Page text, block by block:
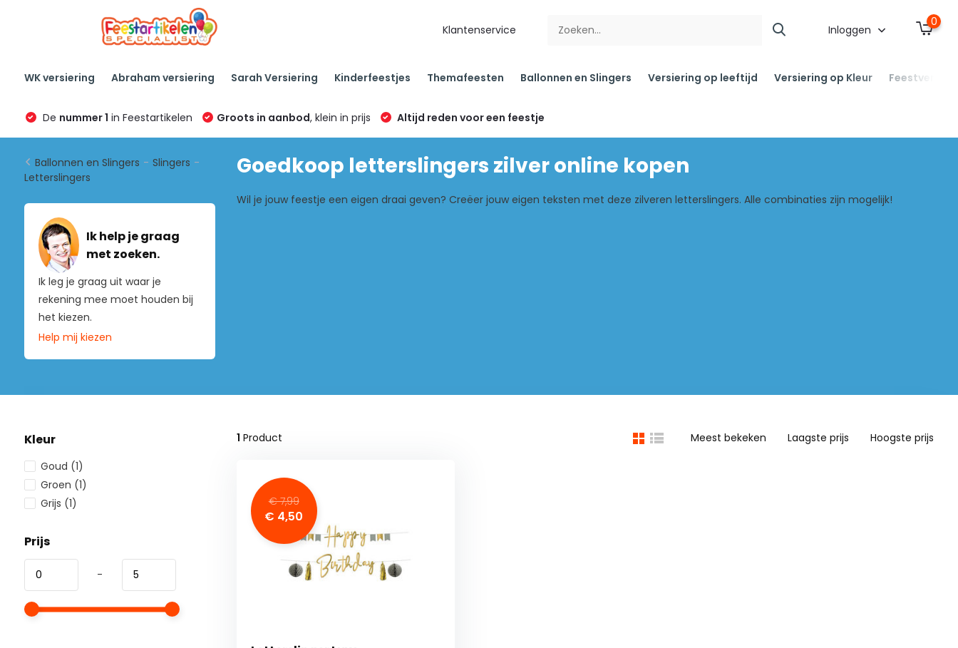
Klantenservice Inloggen
0
WK versiering Abraham versiering Sarah Versiering Kinderfeestjes Themafeesten Ballonnen en Slingers Versiering op leeftijd Versiering op Kleur
De nummer 1 in Feestartikelen Groots in aanbod, klein in prijs Altijd reden voor een feestje
Ballonnen en Slingers - Slingers -
Letterslingers
Ik help je graag
met zoeken.
Ik leg je graag uit waar je
rekening mee moet houden bij
het kiezen.
Help mij kiezen
Goedkoop letterslingers zilver online kopen
Wil je jouw feestje een eigen draai geven? Creëer jouw eigen teksten met deze zilveren letterslingers. Alle combinaties zijn mogelijk!
Kleur
Goud (1)
Groen (1)
Grijs (1)
Prijs
-
1 Product Meest bekeken Laagste prijs Hoogste prijs
€ 7,99
€ 4,50